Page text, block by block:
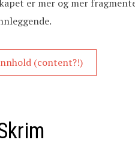
er mer og mer
(content?!)